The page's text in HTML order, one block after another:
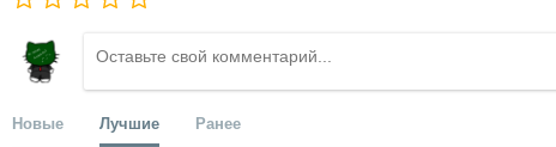
Новые Лучшие Ранее